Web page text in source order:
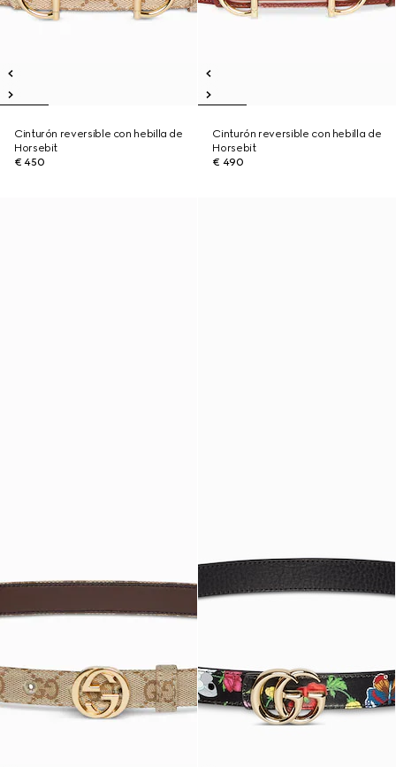
Cinturón reversible con hebilla de
Horsebit
€ 450
Cinturón reversible con hebilla de
Horsebit
€ 490